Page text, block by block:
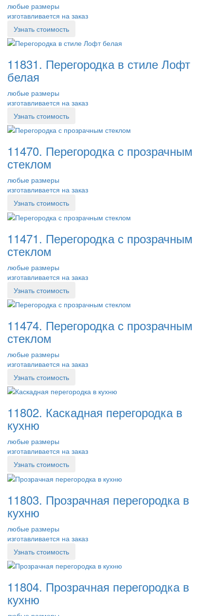
любые размеры
изготавливается на заказ
Узнать стоимость
11831. Перегородка в стиле Лофт
белая
любые размеры
изготавливается на заказ
Узнать стоимость
11470. Перегородка с прозрачным
стеклом
любые размеры
изготавливается на заказ
Узнать стоимость
11471. Перегородка с прозрачным
стеклом
любые размеры
изготавливается на заказ
Узнать стоимость
11474. Перегородка с прозрачным
стеклом
любые размеры
изготавливается на заказ
Узнать стоимость
11802. Каскадная перегородка в
кухню
любые размеры
изготавливается на заказ
Узнать стоимость
11803. Прозрачная перегородка в
кухню
любые размеры
изготавливается на заказ
Узнать стоимость
11804. Прозрачная перегородка в
кухню